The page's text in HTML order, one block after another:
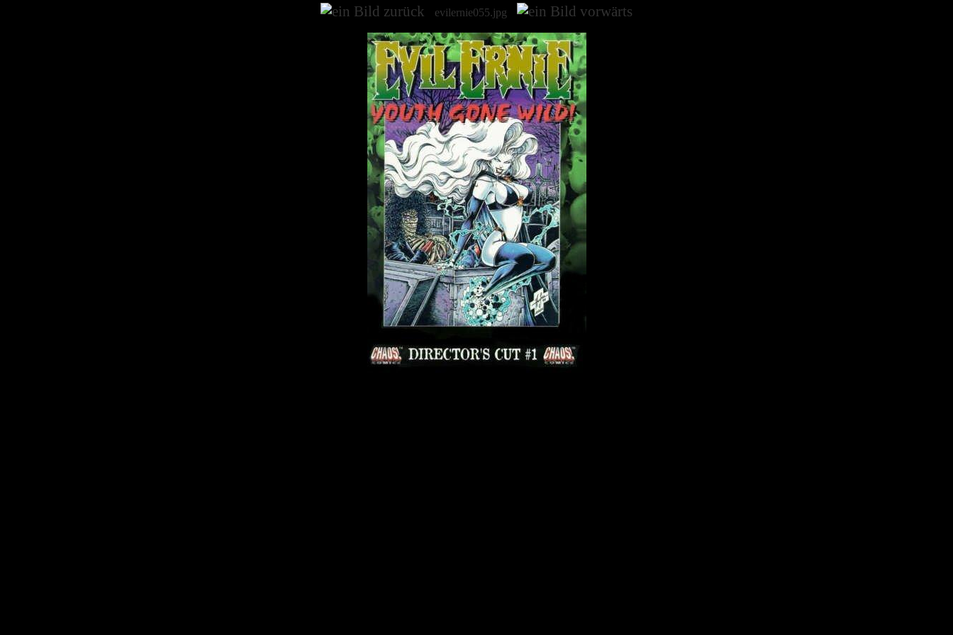
evilernie055.jpg